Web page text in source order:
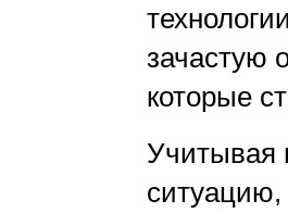
зачастую
которые
Учитывая
ситуацию,